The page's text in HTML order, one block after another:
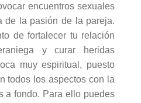
encuentros sexuales
de la pasión de la pareja.
de fortalecer tu relación
y curar heridas
muy espiritual, puesto
todos los aspectos con la
a fondo. Para ello puedes